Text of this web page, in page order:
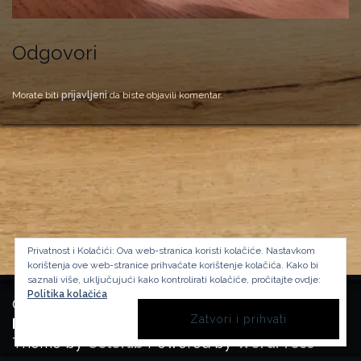
Odgovori
Morate biti prijavljenida biste objavili komentar.
Copyright Manufactura Historica, 2024.
Background image by kbzaon Freepik
Theme byColorlibPowered byWordPress BACK
Privatnost i Kolačići: Ova web-stranica koristi kolačiće. Nastavkom
korištenja ove web-stranice prihvaćate korištenje kolačića. Kako bi
saznali više, uključujući kako kontrolirati kolačiće, pročitajte ovdje:
Politika kolačića